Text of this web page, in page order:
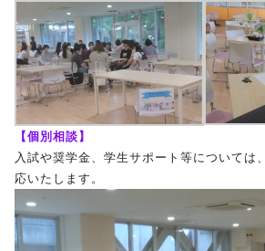
【個別相談】
入試や奨学金、学生サポート等については
応いたします。